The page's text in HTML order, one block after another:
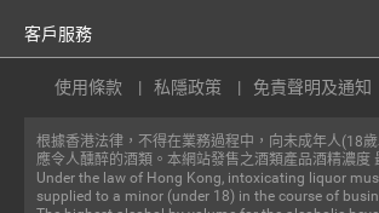
客戶服務
根據香港法律，不得在業務過程中，向未成年人(18
應令人醺醉的酒類。本網站發售之酒類產品酒精濃度
Under the law of Hong Kong, intoxicating liquor
supplied to a minor (under 18) in the course of
使用條款 私隱政策 免責聲明及通知